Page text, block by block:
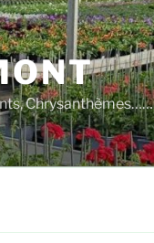
Chrysanthèmes……